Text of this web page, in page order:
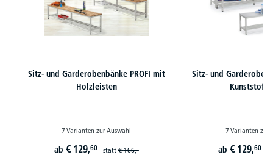
Sitz- und Garderobenbänke PROFI mit
Holzleisten
7 Varianten zur Auswahl
ab € 129,60 statt€ 166,-
Sitz- und
7 Varianten zur
ab € 129,60